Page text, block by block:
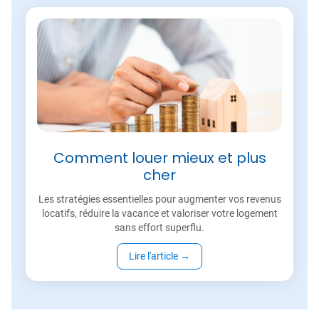
Comment louer mieux et plus
cher
Les stratégies essentielles pour augmenter vos revenus
locatifs, réduire la vacance et valoriser votre logement
sans effort superflu.
Lire l'article →